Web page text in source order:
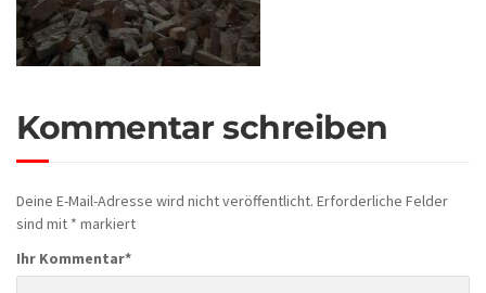
Kommentar schreiben
Deine E-Mail-Adresse wird nicht veröffentlicht. Erforderliche Felder
sind mit * markiert
Ihr Kommentar*